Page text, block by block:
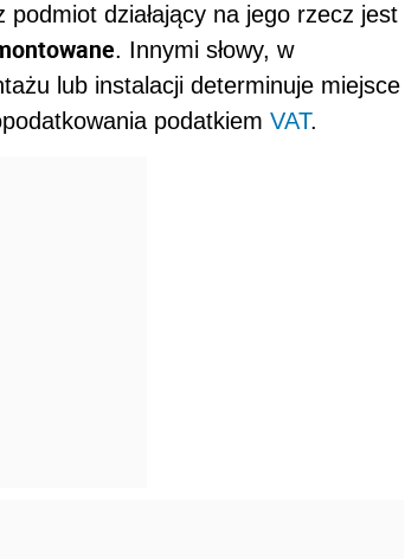
działający na jego rzecz jest
. Innymi słowy, w
lub instalacji determinuje miejsce
podatkiem VAT.